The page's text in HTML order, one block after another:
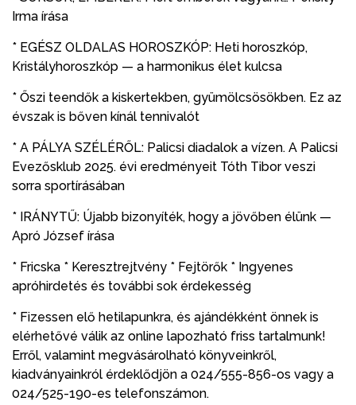
Irma írása
* EGÉSZ OLDALAS HOROSZKÓP: Heti horoszkóp,
Kristályhoroszkóp — a harmonikus élet kulcsa
* Őszi teendők a kiskertekben, gyümölcsösökben. Ez az
évszak is bőven kínál tennivalót
* A PÁLYA SZÉLÉRŐL: Palicsi diadalok a vízen. A Palicsi
Evezősklub 2025. évi eredményeit Tóth Tibor veszi
sorra sportírásában
* IRÁNYTŰ: Újabb bizonyíték, hogy a jövőben élünk —
Apró József írása
* Fricska * Keresztrejtvény * Fejtörők * Ingyenes
apróhirdetés és további sok érdekesség
* Fizessen elő hetilapunkra, és ajándékként önnek is
elérhetővé válik az online lapozható friss tartalmunk!
Erről, valamint megvásárolható könyveinkről,
kiadványainkról érdeklődjön a 024/555-856-os vagy a
024/525-190-es telefonszámon.